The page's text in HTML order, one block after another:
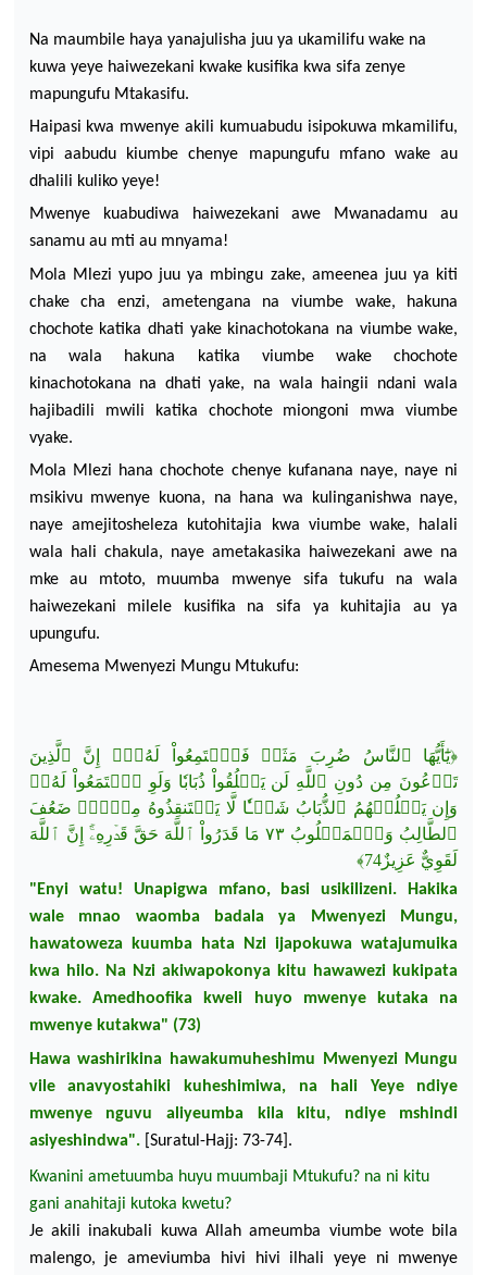
Na maumbile haya yanajulisha juu ya ukamilifu wake na
kuwa yeye haiwezekani kwake kusifika kwa sifa zenye
mapungufu Mtakasifu.
Haipasi kwa mwenye akili kumuabudu isipokuwa mkamilifu,
vipi aabudu kiumbe chenye mapungufu mfano wake au
dhalili kuliko yeye!
Mwenye kuabudiwa haiwezekani awe Mwanadamu au
sanamu au mti au mnyama!
Mola Mlezi yupo juu ya mbingu zake, ameenea juu ya kiti
chake cha enzi, ametengana na viumbe wake, hakuna
chochote katika dhati yake kinachotokana na viumbe wake,
na wala hakuna katika viumbe wake chochote
kinachotokana na dhati yake, na wala haingii ndani wala
hajibadili mwili katika chochote miongoni mwa viumbe
vyake.
Mola Mlezi hana chochote chenye kufanana naye, naye ni
msikivu mwenye kuona, na hana wa kulinganishwa naye,
naye amejitosheleza kutohitajia kwa viumbe wake, halali
wala hali chakula, naye ametakasika
haiwezekani awe na
mke au mtoto, muumba mwenye sifa tukufu na wala
haiwezekani milele kusifika na sifa ya kuhitajia au ya
upungufu.
Amesema Mwenyezi Mungu Mtukufu:
﴿يَٰٓأَيُّهَا ٱلنَّاسُ ضُرِبَ مَثَلٞ فَٱسۡتَمِعُواْ لَهُۥٓۚ إِنَّ ٱلَّذِينَ
تَدۡعُونَ مِن دُونِ ٱللَّهِ لَنيَخۡلُقُواْ ذُبَابٗا وَلَوِ ٱجۡتَمَعُواْ
لَهُۥۖ
وَإِنيَسۡلُبۡهُمُ ٱلذُّبَابُ شَيۡـٔٗا لَّايَسۡتَنقِذُوهُ مِنۡهُۚ ضَعُفَ
ٱلطَّالِبُ وَٱلۡمَطۡلُوبُ ٱللَّهَ حَقَّ قَدۡرِهِۦٓۚ إِنَّ ٱللَّهَ
لَقَوِيٌّ عَزِيزٌ74
﴾
"Enyi watu! Unapigwa mfano, basi usikilizeni. Hakika
wale mnao waomba badala ya Mwenyezi Mungu,
hawatoweza kuumba hata Nzi ijapokuwa watajumuika
kwa hilo. Na Nzi akiwapokonya kitu hawawezi kukipata
kwake. Amedhoofika kweli huyo mwenye kutaka na
mwenye kutakwa" (73)
Hawa washirikina hawakumuheshimu Mwenyezi Mungu
vile anavyostahiki kuheshimiwa, na hali Yeye ndiye
mwenye nguvu aliyeumba kila kitu, ndiye mshindi
asiyeshindwa".[Suratul-Hajj: 73-74].
Kwanini ametuumba huyu muumbaji Mtukufu? na ni kitu
gani anahitaji kutoka kwetu?
Je akili inakubali kuwa Allah ameumba viumbewote bila
malengo, je ameviumba hivi hivi ilhali yeye ni mwenye